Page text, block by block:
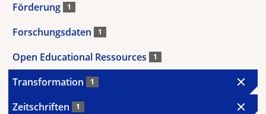
Förderung 1
Forschungsdaten 1
Open Educational Ressources 1
Transformation 1
Zeitschriften 1